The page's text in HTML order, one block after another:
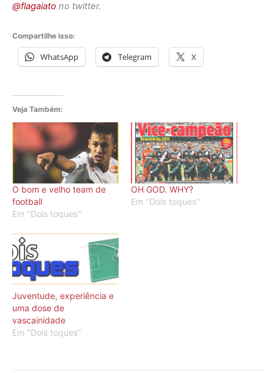
@flagaiato no twitter.
Compartilhe isso:
WhatsApp Telegram X
Veja Também:
O bom e velho team de
football
Em "Dois toques"
OH GOD. WHY?
Em "Dois toques"
Juventude, experiência e
uma dose de
vascainidade
Em "Dois toques"